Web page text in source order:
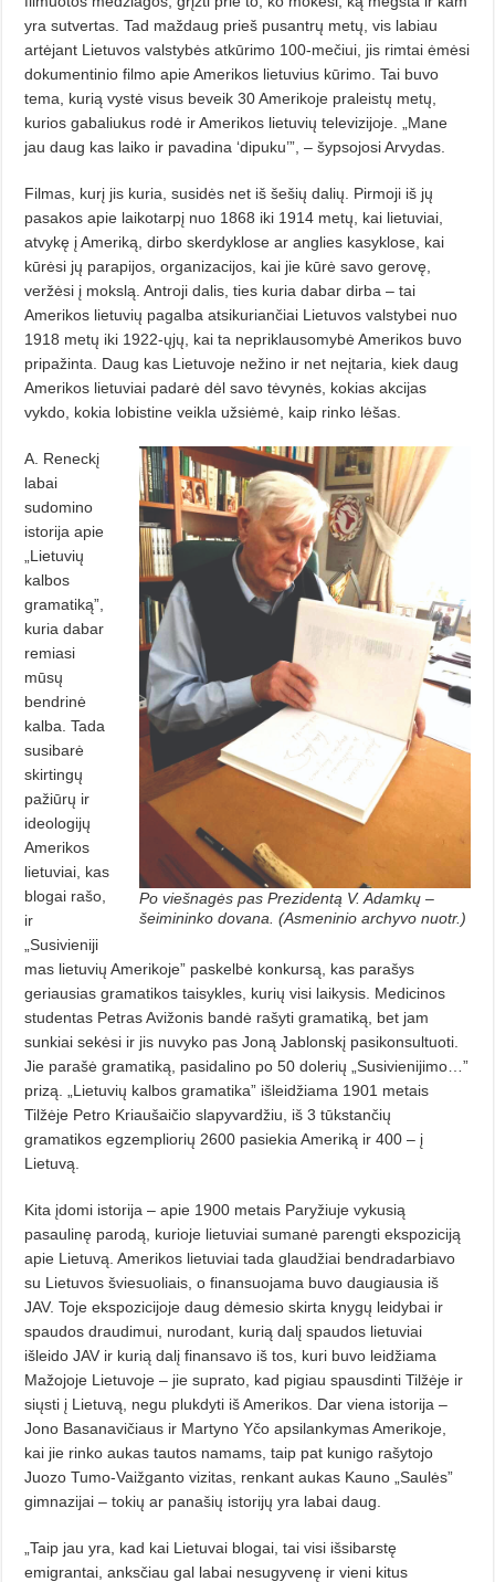
yra sutvertas. Tad maždaug prieš pusantrų metų, vis labiau
artėjant Lietuvos valstybės atkūrimo 100-mečiui, jis rimtai ėmėsi
dokumentinio filmo apie Amerikos lietuvius kūrimo. Tai buvo
tema, kurią vystė visus beveik 30 Amerikoje praleistų metų,
kurios gabaliukus rodė ir Amerikos lietuvių televizijoje. „Mane
jau daug kas laiko ir pavadina ‘dipuku’”, – šypsojosi Arvydas.
Filmas, kurį jis kuria, susidės net iš šešių dalių. Pirmoji iš jų
pasakos apie laikotarpį nuo 1868 iki 1914 metų, kai lietuviai,
atvykę į Ameriką, dirbo skerdyklose ar anglies kasyklose, kai
kūrėsi jų parapijos, organizacijos, kai jie kūrė savo gerovę,
veržėsi į mokslą. Antroji dalis, ties kuria dabar dirba – tai
Amerikos lietuvių pagalba atsikuriančiai Lietuvos valstybei nuo
1918 metų iki 1922-ųjų, kai ta nepriklausomybė Amerikos buvo
pripažinta. Daug kas Lietuvoje nežino ir net neįtaria, kiek daug
Amerikos lietuviai padarė dėl savo tėvynės, kokias akcijas
vykdo, kokia lobistine veikla užsiėmė, kaip rinko lėšas.
Po viešnagės pas Prezidentą V. Adamkų –
šeimininko dovana. (Asmeninio archyvo nuotr.)
A. Reneckį
labai
sudomino
istorija apie
„Lietuvių
kalbos
gramatiką”,
kuria dabar
remiasi
mūsų
bendrinė
kalba. Tada
susibarė
skirtingų
pažiūrų ir
ideologijų
Amerikos
lietuviai, kas
blogai rašo,
ir
„Susivieniji
mas lietuvių Amerikoje” paskelbė konkursą, kas parašys
geriausias gramatikos taisykles, kurių visi laikysis. Medicinos
studentas Petras Avižonis bandė rašyti gramatiką, bet jam
sunkiai sekėsi ir jis nuvyko pas Joną Jablonskį pasikonsultuoti.
Jie parašė gramatiką, pasidalino po 50 dolerių „Susivienijimo…”
prizą. „Lietuvių kalbos gramatika” išleidžiama 1901 metais
Tilžėje Petro Kriaušaičio slapyvardžiu, iš 3 tūkstančių
gramatikos egzempliorių 2600 pasiekia Ameriką ir 400 – į
Lietuvą.
Kita įdomi istorija – apie 1900 metais Paryžiuje vykusią
pasaulinę parodą, kurioje lietuviai sumanė parengti ekspoziciją
apie Lietuvą. Amerikos lietuviai tada glaudžiai bendradarbiavo
su Lietuvos šviesuoliais, o finansuojama buvo daugiausia iš
JAV. Toje ekspozicijoje daug dėmesio skirta knygų leidybai ir
spaudos draudimui, nurodant, kurią dalį spaudos lietuviai
išleido JAV ir kurią dalį finansavo iš tos, kuri buvo leidžiama
Mažojoje Lietuvoje – jie suprato, kad pigiau spausdinti Tilžėje ir
siųsti į Lietuvą, negu plukdyti iš Amerikos. Dar viena istorija –
Jono Basanavičiaus ir Martyno Yčo apsilankymas Amerikoje,
kai jie rinko aukas tautos namams, taip pat kunigo rašytojo
Juozo Tumo-Vaižganto vizitas, renkant aukas Kauno „Saulės”
gimnazijai – tokių ar panašių istorijų yra labai daug.
„Taip jau yra, kad kai Lietuvai blogai, tai visi išsibarstę
emigrantai, anksčiau gal labai nesugyvenę ir vieni kitus